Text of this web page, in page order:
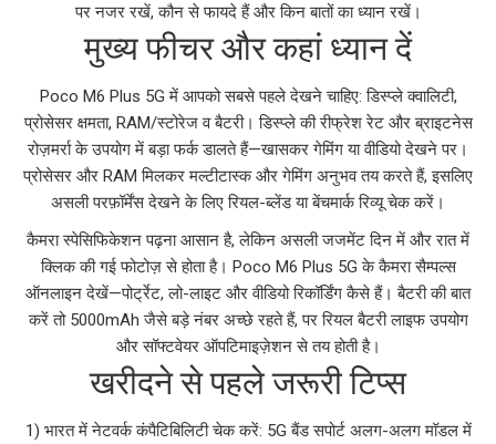
पर नजर रखें, कौन से फायदे हैं और किन बातों का ध्यान रखें।
मुख्य फीचर और कहां ध्यान दें
Poco M6 Plus 5G में आपको सबसे पहले देखने चाहिए: डिस्प्ले क्वालिटी,
प्रोसेसर क्षमता, RAM/स्टोरेज व बैटरी। डिस्प्ले की रीफ्रेश रेट और ब्राइटनेस
रोज़मर्रा के उपयोग में बड़ा फर्क डालते हैं—खासकर गेमिंग या वीडियो देखने पर।
प्रोसेसर और RAM मिलकर मल्टीटास्क और गेमिंग अनुभव तय करते हैं, इसलिए
असली परफ़ॉर्मेंस देखने के लिए रियल-ब्लेंड या बेंचमार्क रिव्यू चेक करें।
कैमरा स्पेसिफिकेशन पढ़ना आसान है, लेकिन असली जजमेंट दिन में और रात में
क्लिक की गई फोटोज़ से होता है। Poco M6 Plus 5G के कैमरा सैम्पल्स
ऑनलाइन देखें—पोर्ट्रेट, लो-लाइट और वीडियो रिकॉर्डिंग कैसे हैं। बैटरी की बात
करें तो 5000mAh जैसे बड़े नंबर अच्छे रहते हैं, पर रियल बैटरी लाइफ उपयोग
और सॉफ्टवेयर ऑपटिमाइज़ेशन से तय होती है।
खरीदने से पहले जरूरी टिप्स
1) भारत में नेटवर्क कंपैटिबिलिटी चेक करें: 5G बैंड सपोर्ट अलग-अलग मॉडल में